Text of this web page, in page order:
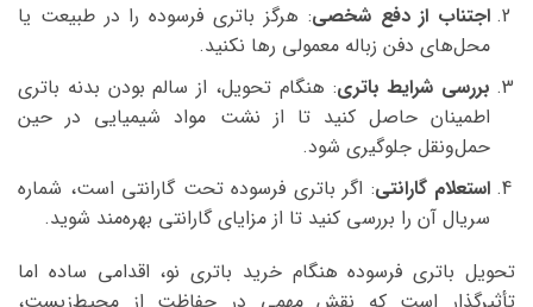
اجتناب از دفع شخصی: هرگز باتری فرسوده را در طبیعت یا
محل‌های دفن زباله معمولی رها نکنید.
بررسی شرایط باتری: هنگام تحویل، از سالم بودن بدنه باتری
اطمینان حاصل کنید تا از نشت مواد شیمیایی در حین
حمل‌ونقل جلوگیری شود.
استعلام گارانتی: اگر باتری فرسوده تحت گارانتی است، شماره
سریال آن را بررسی کنید تا از مزایای گارانتی بهره‌مند شوید.
تحویل باتری فرسوده هنگام خرید باتری نو، اقدامی ساده اما